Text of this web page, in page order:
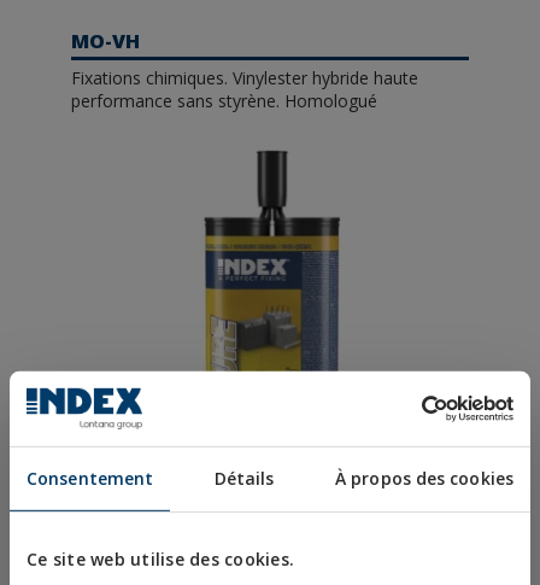
Consentement Détails À propos des cookies
Ce site web utilise des cookies.
MO-VH
Fixations chimiques. Vinylester hybride haute
performance sans styrène. Homologué
Fixations chimiques. Pur epoxy 1:1. Homologuée